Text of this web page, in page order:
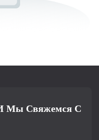
Мы Свяжемся С